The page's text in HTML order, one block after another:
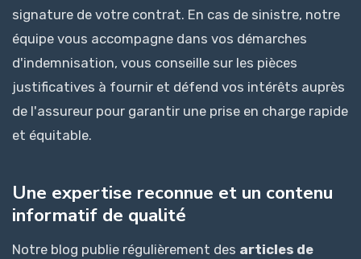
signature de votre contrat. En cas de sinistre, notre
équipe vous accompagne dans vos démarches
d'indemnisation, vous conseille sur les pièces
justificatives à fournir et défend vos intérêts auprès
de l'assureur pour garantir une prise en charge rapide
et équitable.
Une expertise reconnue et un contenu
informatif de qualité
Notre blog publie régulièrement des articles de